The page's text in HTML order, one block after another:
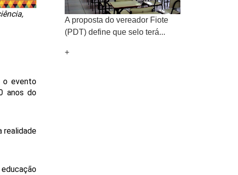
o evento
anos do
realidade
A proposta do vereador Fiote
(PDT) define que selo terá...
+